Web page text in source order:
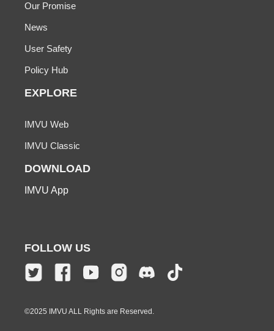
Our Promise
News
User Safety
Policy Hub
EXPLORE
IMVU Web
IMVU Classic
DOWNLOAD
IMVU App
FOLLOW US
©2025 IMVU ALL Rights are Reserved.